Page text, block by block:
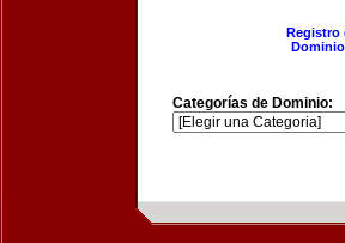
Registro
Categorías de Dominio: